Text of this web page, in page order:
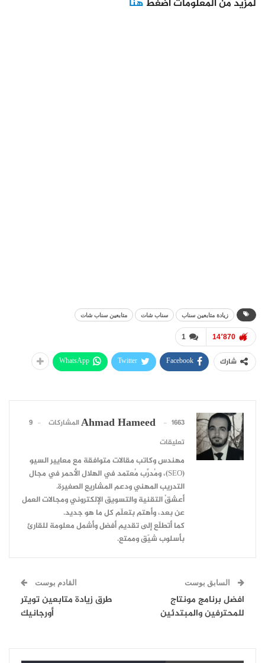
لمزيد من المعلومات اضغط هنا
زيادة متابعين سناب سناب شات متابعين سناب شات
1 14٬870
شارك Facebook
Twitter
WhatsApp
Ahmad Hameed 1663 المشاركات
9
تعليقات
مهندس وكاتب مقالات متوافقة مع معايير السيو
(SEO)، ومُدرِّب مُعتمد في الهلال الأحمر في مجال
التدريب المهني ودعم المشاريع الصغيرة.
أعشقُ التقنية والتسويق الإلكتروني ومجالات العمل
عن بعد، وأهتم بتعلّم كل ما هو جديد.
كما أتطلّع إلى تقديم أفضل وأشمل معلومة للقارئ
بأسلوب شيّق وممتع.
السابق بوست
افضل برنامج مونتاج
للمحترفين والمبتدئين
القادم بوست
طرق زيادة متابعين تويتر
أورجانيك